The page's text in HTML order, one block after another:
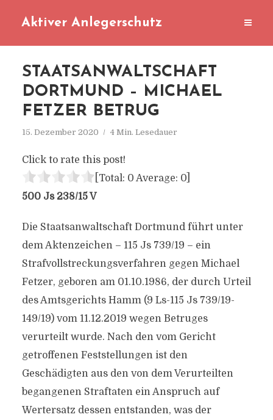
Aktiver Anlegerschutz
STAATSANWALTSCHAFT
DORTMUND – MICHAEL
FETZER BETRUG
15. Dezember 2020 4 Min. Lesedauer
Click to rate this post!
[Total: 0 Average: 0]
500 Js 238/15 V
Die Staatsanwaltschaft Dortmund führt unter
dem Aktenzeichen – 115 Js 739/19 – ein
Strafvollstreckungsverfahren gegen Michael
Fetzer, geboren am 01.10.1986, der durch Urteil
des Amtsgerichts Hamm (9 Ls-115 Js 739/19-
149/19) vom 11.12.2019 wegen Betruges
verurteilt wurde. Nach den vom Gericht
getroffenen Feststellungen ist den
Geschädigten aus den von dem Verurteilten
begangenen Straftaten ein Anspruch auf
Wertersatz dessen entstanden, was der